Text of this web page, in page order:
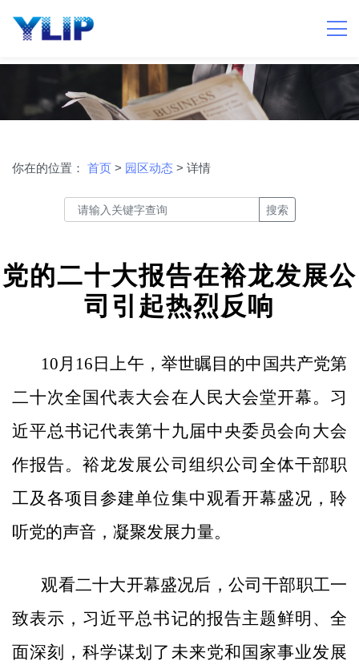
你在的位置： 首页 > 园区动态 > 详情
搜索
党的二十大报告在裕龙发展公
司引起热烈反响
10月16日上午，举世瞩目的中国共产党第
二十次全国代表大会在人民大会堂开幕。习
近平总书记代表第十九届中央委员会向大会
作报告。裕龙发展公司组织公司全体干部职
工及各项目参建单位集中观看开幕盛况，聆
听党的声音，凝聚发展力量。
观看二十大开幕盛况后，公司干部职工一
致表示，习近平总书记的报告主题鲜明、全
面深刻，科学谋划了未来党和国家事业发展